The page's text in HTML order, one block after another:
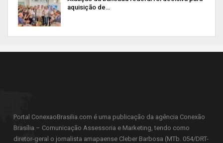
aquisição de…
Portal ConexaoBrasilia.com é uma publicação da agência Conexão
Brasília – Comunicação Assessoria e Marketing, tendo como
diretor-geral o jornalista amapaense Cleber Barbosa (MTb. 054/DRT-